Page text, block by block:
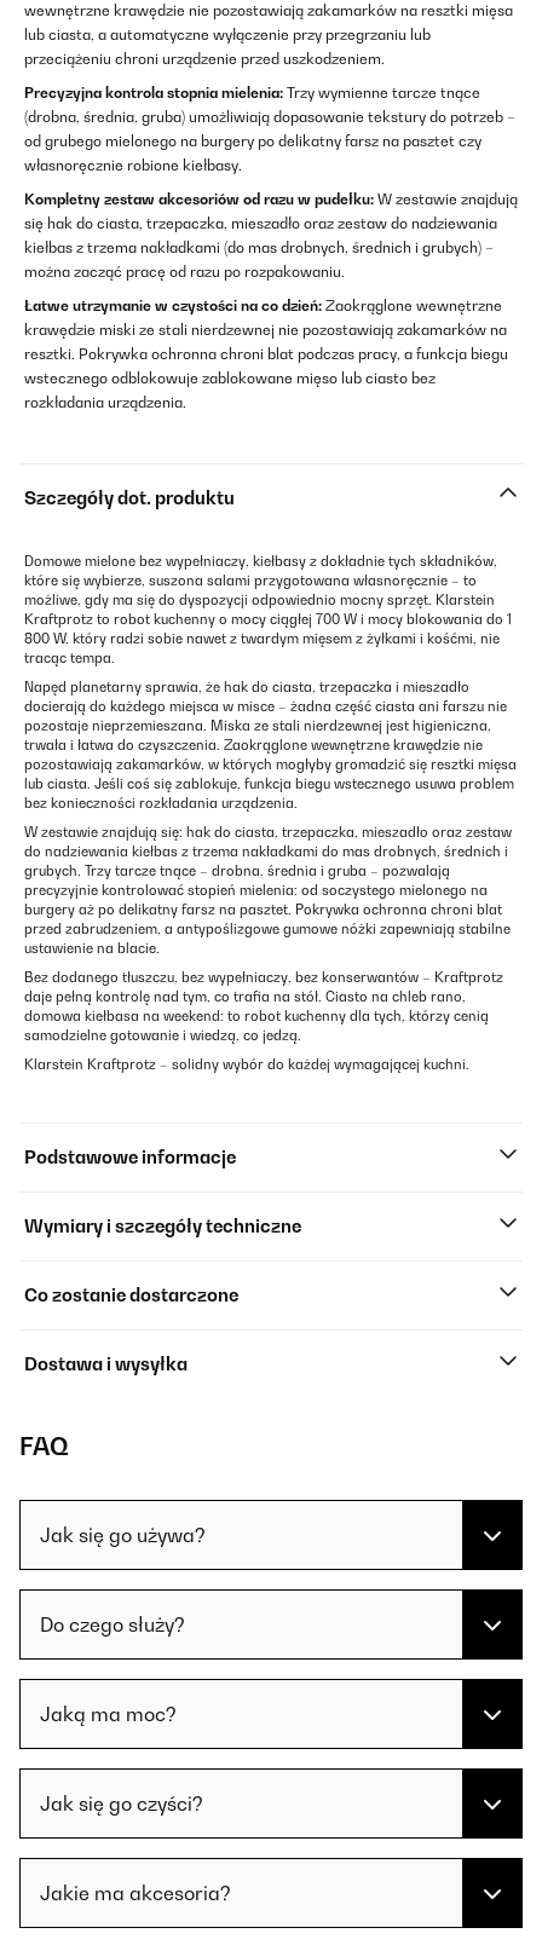
wewnętrzne krawędzie nie pozostawiają zakamarków na resztki mięsa
lub ciasta, a automatyczne wyłączenie przy przegrzaniu lub
przeciążeniu chroni urządzenie przed uszkodzeniem.
Precyzyjna kontrola stopnia mielenia: Trzy wymienne tarcze tnące
(drobna, średnia, gruba) umożliwiają dopasowanie tekstury do potrzeb –
od grubego mielonego na burgery po delikatny farsz na pasztet czy
własnoręcznie robione kiełbasy.
Kompletny zestaw akcesoriów od razu w pudełku: W zestawie znajdują
się hak do ciasta, trzepaczka, mieszadło oraz zestaw do nadziewania
kiełbas z trzema nakładkami (do mas drobnych, średnich i grubych) –
można zacząć pracę od razu po rozpakowaniu.
Łatwe utrzymanie w czystości na co dzień: Zaokrąglone wewnętrzne
krawędzie miski ze stali nierdzewnej nie pozostawiają zakamarków na
resztki. Pokrywka ochronna chroni blat podczas pracy, a funkcja biegu
wstecznego odblokowuje zablokowane mięso lub ciasto bez
rozkładania urządzenia.
Szczegóły dot. produktu
Domowe mielone bez wypełniaczy, kiełbasy z dokładnie tych składników,
które się wybierze, suszona salami przygotowana własnoręcznie – to
możliwe, gdy ma się do dyspozycji odpowiednio mocny sprzęt. Klarstein
Kraftprotz to robot kuchenny o mocy ciągłej 700 W i mocy blokowania do 1
800 W, który radzi sobie nawet z twardym mięsem z żyłkami i kośćmi, nie
tracąc tempa.
Napęd planetarny sprawia, że hak do ciasta, trzepaczka i mieszadło
docierają do każdego miejsca w misce – żadna część ciasta ani farszu nie
pozostaje nieprzemieszana. Miska ze stali nierdzewnej jest higieniczna,
trwała i łatwa do czyszczenia. Zaokrąglone wewnętrzne krawędzie nie
pozostawiają zakamarków, w których mogłyby gromadzić się resztki mięsa
lub ciasta. Jeśli coś się zablokuje, funkcja biegu wstecznego usuwa problem
bez konieczności rozkładania urządzenia.
W zestawie znajdują się: hak do ciasta, trzepaczka, mieszadło oraz zestaw
do nadziewania kiełbas z trzema nakładkami do mas drobnych, średnich i
grubych. Trzy tarcze tnące – drobna, średnia i gruba – pozwalają
precyzyjnie kontrolować stopień mielenia: od soczystego mielonego na
burgery aż po delikatny farsz na pasztet. Pokrywka ochronna chroni blat
przed zabrudzeniem, a antypoślizgowe gumowe nóżki zapewniają stabilne
ustawienie na blacie.
Bez dodanego tłuszczu, bez wypełniaczy, bez konserwantów – Kraftprotz
daje pełną kontrolę nad tym, co trafia na stół. Ciasto na chleb rano,
domowa kiełbasa na weekend: to robot kuchenny dla tych, którzy cenią
samodzielne gotowanie i wiedzą, co jedzą.
Klarstein Kraftprotz – solidny wybór do każdej wymagającej kuchni.
Podstawowe informacje
Wymiary i szczegóły techniczne
Co zostanie dostarczone
Dostawa i wysyłka
FAQ
Jak się go używa?
Do czego służy?
Jaką ma moc?
Jak się go czyści?
Jakie ma akcesoria?